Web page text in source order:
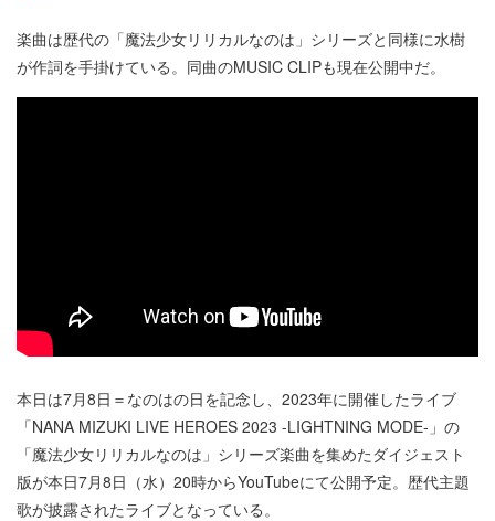
楽曲は歴代の「魔法少女リリカルなのは」シリーズと同様に水樹
が作詞を手掛けている。同曲のMUSIC CLIPも現在公開中だ。
本日は7月8日＝なのはの日を記念し、2023年に開催したライブ
「NANA MIZUKI LIVE HEROES 2023 -LIGHTNING MODE-」の
「魔法少女リリカルなのは」シリーズ楽曲を集めたダイジェスト
版が本日7月8日（水）20時からYouTubeにて公開予定。歴代主題
歌が披露されたライブとなっている。